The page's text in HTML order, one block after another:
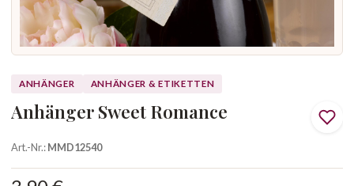
ANHÄNGER ANHÄNGER & ETIKETTEN
Anhänger Sweet Romance
Art.-Nr.:MMD12540